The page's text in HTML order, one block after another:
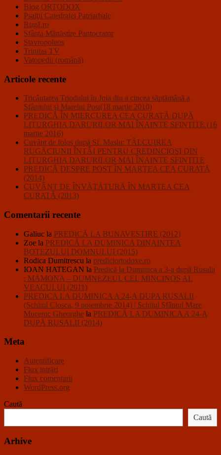
Blog ORTODOX
Psalţii Catedralei Patriarhale
Rugă.ro
Sfânta Mănăstire Pantocrator
Stavropoleos
Trinitas TV
Vatopedu (română)
Articole recente
Tricântarea Triodului în Joia din a cincea săptămână a
Sfântului şi Marelui Post(18 martie 2010)
PREDICĂ ÎN MIERCUREA CEA CURATĂ DUPĂ
LITURGHIA DARURILOR MAI ÎNAINTE SFINŢITE (16
martie 2016)
Cuvânt de folos după Sf. Maslu: TÂLCUIREA
RUGĂCIUNII ÎNTÂI PENTRU CREDINCIOŞI DIN
LITURGHIA DARURILOR MAI ÎNAINTE SFINŢITE
PREDICĂ DESPRE POST ÎN MARŢEA CEA CURATĂ
(2014)
CUVÂNT DE ÎNVĂŢĂTURĂ ÎN MARŢEA CEA
CURATĂ (2013)
Comentarii recente
Galiuc la PREDICĂ LA BUNAVESTIRE (2012)
Zoe la PREDICĂ LA DUMINICA DINAINTEA
BOTEZULUI DOMNULUI (2015)
Rodica Dumitrescu la prediciortodoxe.ro
IOAN HATEGAN la Predică la Duminica a 3-a după Rusalii
: MAMONA – DUMNEZEUL CEL MINCINOS AL
VEACULUI (2011)
PREDICA LA DUMINICA A 24-A DUPA RUSALII
(Schitul Closca, 9 noiembrie 2014) | Schitul Sfântul Mare
Mucenic Gheorghe la PREDICĂ LA DUMINICA A 24-A
DUPĂ RUSALII (2014)
Meta
Autentificare
Flux intrări
Flux comentarii
WordPress.org
Caută
Caută
Arhive